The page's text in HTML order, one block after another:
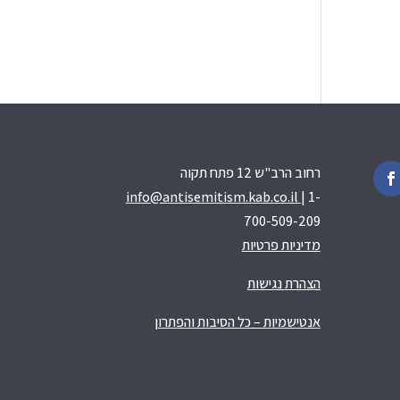
רחוב הרב"ש 12 פתח תקוה
info@antisemitism.kab.co.il | 1-
700-509-209
מדיניות פרטיות
הצהרת נגישות
אנטישמיות – כל הסיבות והפתרון